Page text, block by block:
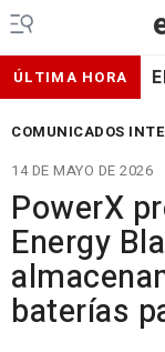
ÚLTIMA HORA
COMUNICADOS
14 DE MAYO DE 2026
PowerX
Energy
baterías